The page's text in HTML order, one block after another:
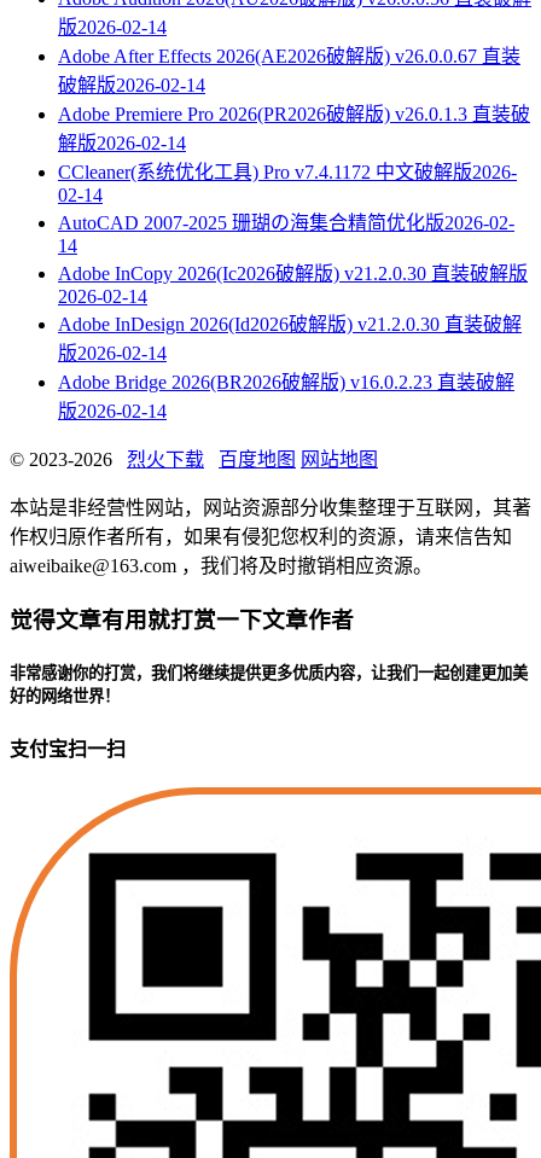
版2026-02-14
Adobe After Effects 2026(AE2026破解版) v26.0.0.67 直装
破解版2026-02-14
Adobe Premiere Pro 2026(PR2026破解版) v26.0.1.3 直装破
解版2026-02-14
CCleaner(系统优化工具) Pro v7.4.1172 中文破解版2026-
02-14
AutoCAD 2007-2025 珊瑚の海集合精简优化版2026-02-
14
Adobe InCopy 2026(Ic2026破解版) v21.2.0.30 直装破解版
2026-02-14
Adobe InDesign 2026(Id2026破解版) v21.2.0.30 直装破解
版2026-02-14
Adobe Bridge 2026(BR2026破解版) v16.0.2.23 直装破解
版2026-02-14
© 2023-2026 烈火下载 百度地图 网站地图
本站是非经营性网站，网站资源部分收集整理于互联网，其著
作权归原作者所有，如果有侵犯您权利的资源，请来信告知
aiweibaike@163.com ，我们将及时撤销相应资源。
觉得文章有用就打赏一下文章作者
非常感谢你的打赏，我们将继续提供更多优质内容，让我们一起创建更加美
好的网络世界！
支付宝扫一扫